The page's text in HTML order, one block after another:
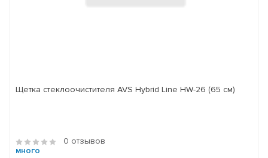
Щетка стеклоочистителя AVS Hybrid Line HW-26 (65 см)
0 отзывов
много